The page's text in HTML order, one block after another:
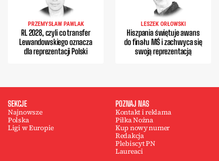
PRZEMYSŁAW PAWLAK
RL 2028, czyli co transfer
Lewandowskiego oznacza
dla reprezentacji Polski
LESZEK ORŁOWSKI
Hiszpania świętuje awans
do finału MŚ i zachwyca się
swoją reprezentacją
SEKCJE
Najnowsze
Polska
Ligi w Europie
POZNAJ NAS
Kontakt i reklama
Piłka Nożna
Kup nowy numer
Redakcja
Plebiscyt PN
Laureaci